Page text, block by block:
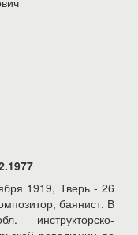
1919, Тверь - 26
баянист. В
инструкторско-